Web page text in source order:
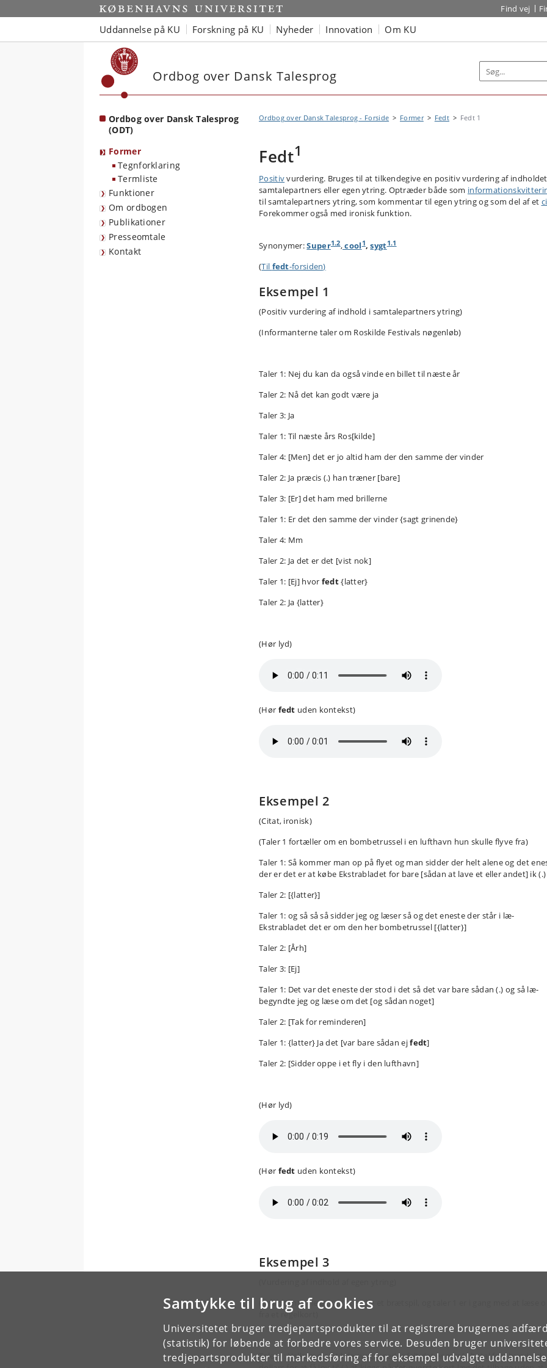
Samtykke til brug af cookies
Universitetet bruger tredjepartsprodukter til at registrere brugernes
(statistik) for løbende at forbedre vores service. Desuden bruger
tredjepartsprodukter til markedsføring af for eksempel udvalgte
Start Find vej
Uddannelse på KU Forskning på KU Nyheder Innovation Om KU
Ordbog over Dansk Talesprog
Ordbog over Dansk Talesprog
(ODT)
Former
Tegnforklaring
Termliste
Funktioner
Om ordbogen
Publikationer
Presseomtale
Kontakt
Ordbog over Dansk Talesprog - Forside Former Fedt Fedt 1
Fedt1
Positivvurdering. Bruges til at tilkendegive en positiv vurdering af
samtalepartners eller egen ytring. Optræder både som
til samtalepartners ytring, som kommentar til egen ytring og som del af et
Forekommer også med ironisk funktion.
Synonymer:Super1.2,cool1,sygt1.1
(Til fedt-forsiden)
Eksempel 1
(Positiv vurdering af indhold i samtalepartners ytring)
(Informanterne taler om Roskilde Festivals nøgenløb)
Taler 1: Nej du kan da også vinde en billet til næste år
Taler 2: Nå det kan godt være ja
Taler 3: Ja
Taler 1: Til næste års Ros[kilde]
Taler 4: [Men] det er jo altid ham der den samme der vinder
Taler 2: Ja præcis (.) han træner [bare]
Taler 3: [Er] det ham med brillerne
Taler 1: Er det den samme der vinder {sagt grinende}
Taler 4: Mm
Taler 2: Ja det er det [vist nok]
Taler 1: [Ej] hvor fedt{latter}
Taler 2: Ja {latter}
(Hør lyd)
(Hør fedt uden kontekst)
Eksempel 2
(Citat, ironisk)
(Taler 1 fortæller om en bombetrussel i en lufthavn hun skulle flyve fra)
Taler 1: Så kommer man op på flyet og man sidder der helt alene og det
der er det er at købe Ekstrabladet for bare [sådan at lave et eller andet] ik (.)
Taler 2: [{latter}]
Taler 1: og så så så sidder jeg og læser så og det eneste der står i læ-
Ekstrabladet det er om den her bombetrussel [{latter}]
Taler 2: [Årh]
Taler 3: [Ej]
Taler 1: Det var det eneste der stod i det så det var bare sådan (.) og så læ-
begyndte jeg og læse om det [og sådan noget]
Taler 2: [Tak for reminderen]
Taler 1: {latter} Ja det [var bare sådan ejfedt]
Taler 2: [Sidder oppe i et fly i den lufthavn]
(Hør lyd)
(Hør fedt uden kontekst)
Eksempel 3
(Informanterne er ved at spille et brætspil, og taler 1 er i gang med at læse
fra et regelkort)
Taler 1: Velkommen til de svagsynedes felt det er mig (.) betal fem hundrede